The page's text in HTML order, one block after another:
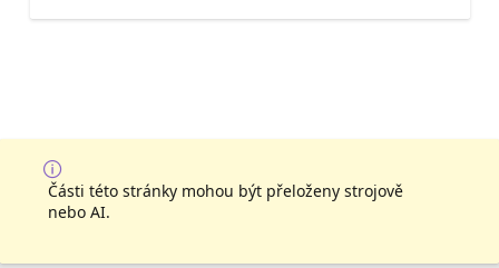
Části této stránky mohou být přeloženy strojově
nebo AI.